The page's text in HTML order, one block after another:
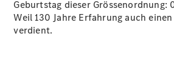
Geburtstag dieser Grössenordnung:
Weil 130 Jahre Erfahrung auch
verdient.